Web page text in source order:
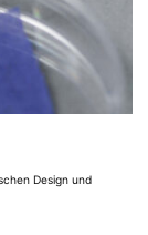
Design und